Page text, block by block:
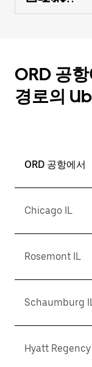
ORD 공
경로의
ORD 공항에서
Chicago IL
Rosemont IL
Schaumburg
Hyatt